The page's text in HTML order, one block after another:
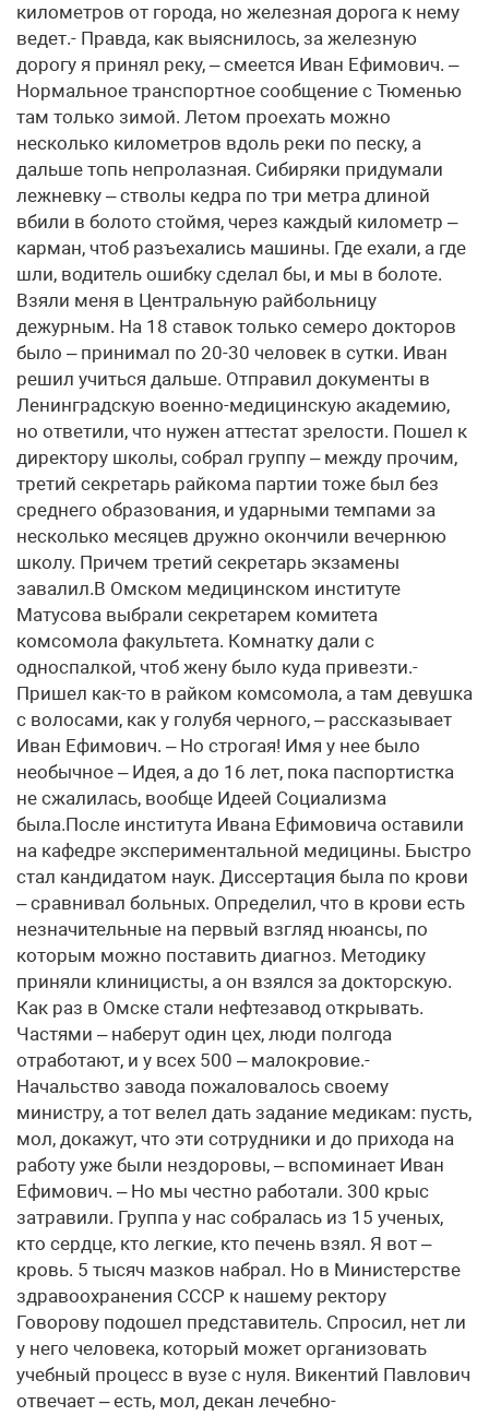
километров от города, но железная дорога к нему
ведет.- Правда, как выяснилось, за железную
дорогу я принял реку, – смеется Иван Ефимович. –
Нормальное транспортное сообщение с Тюменью
там только зимой. Летом проехать можно
несколько километров вдоль реки по песку, а
дальше топь непролазная. Сибиряки придумали
лежневку – стволы кедра по три метра длиной
вбили в болото стоймя, через каждый километр –
карман, чтоб разъехались машины. Где ехали, а где
шли, водитель ошибку сделал бы, и мы в болоте.
Взяли меня в Центральную райбольницу
дежурным. На 18 ставок только семеро докторов
было – принимал по 20-30 человек в сутки. Иван
решил учиться дальше. Отправил документы в
Ленинградскую военно-медицинскую академию,
но ответили, что нужен аттестат зрелости. Пошел к
директору школы, собрал группу – между прочим,
третий секретарь райкома партии тоже был без
среднего образования, и ударными темпами за
несколько месяцев дружно окончили вечернюю
школу. Причем третий секретарь экзамены
завалил.В Омском медицинском институте
Матусова выбрали секретарем комитета
комсомола факультета. Комнатку дали с
односпалкой, чтоб жену было куда привезти.-
Пришел как-то в райком комсомола, а там девушка
с волосами, как у голубя черного, – рассказывает
Иван Ефимович. – Но строгая! Имя у нее было
необычное – Идея, а до 16 лет, пока паспортистка
не сжалилась, вообще Идеей Социализма
была.После института Ивана Ефимовича оставили
на кафедре экспериментальной медицины. Быстро
стал кандидатом наук. Диссертация была по крови
– сравнивал больных. Определил, что в крови есть
незначительные на первый взгляд нюансы, по
которым можно поставить диагноз. Методику
приняли клиницисты, а он взялся за докторскую.
Как раз в Омске стали нефтезавод открывать.
Частями – наберут один цех, люди полгода
отработают, и у всех 500 – малокровие.-
Начальство завода пожаловалось своему
министру, а тот велел дать задание медикам: пусть,
мол, докажут, что эти сотрудники и до прихода на
работу уже были нездоровы, – вспоминает Иван
Ефимович. – Но мы честно работали. 300 крыс
затравили. Группа у нас собралась из 15 ученых,
кто сердце, кто легкие, кто печень взял. Я вот –
кровь. 5 тысяч мазков набрал. Но в Министерстве
здравоохранения СССР к нашему ректору
Говорову подошел представитель. Спросил, нет ли
у него человека, который может организовать
учебный процесс в вузе с нуля. Викентий Павлович
отвечает – есть, мол, декан лечебно-